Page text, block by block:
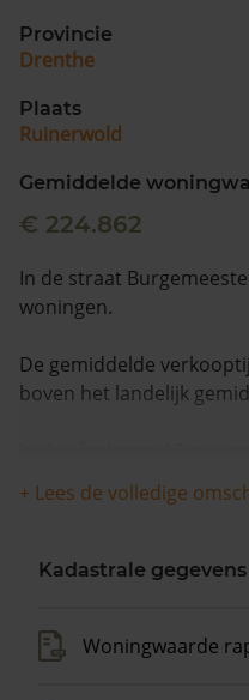
Provincie
Drenthe
Plaats
Ruinerwold
Gemiddelde
€ 224.862
In de straat
woningen.
De gemiddelde
boven het landelijk
woningwaarde met 9,6%
+ Lees de volledige
Kadastrale gegevens
Woningwaarde